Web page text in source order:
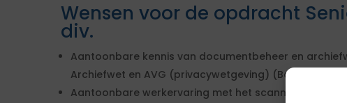
Wensen voor de opdracht
div.
Aantoonbare kennis van documentbeheer en
Archiefwet en AVG (privacywetgeving) (Benoem dit
Aantoonbare werkervaring met het scannen en